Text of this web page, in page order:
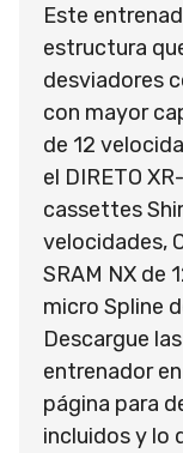
Este
estructura
desviadores
con mayor
de 12
el DIRETO
cassettes
velocidades,
SRAM NX de
micro Spline
Descargue
entrenador
página para
incluidos y lo